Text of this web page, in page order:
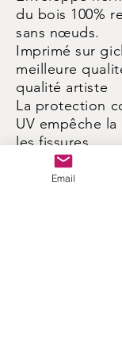
du bois 100%
sans nœuds.
Imprimé sur
meilleure
qualité artiste
La protection
UV empêche
les fissures
Facile à
accrocher.
Email